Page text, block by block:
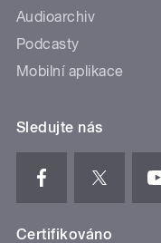
Audioarchiv
Podcasty
Mobilní aplikace
Sledujte nás
Certifikováno